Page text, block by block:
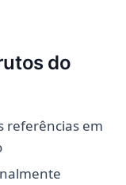
do
referências em